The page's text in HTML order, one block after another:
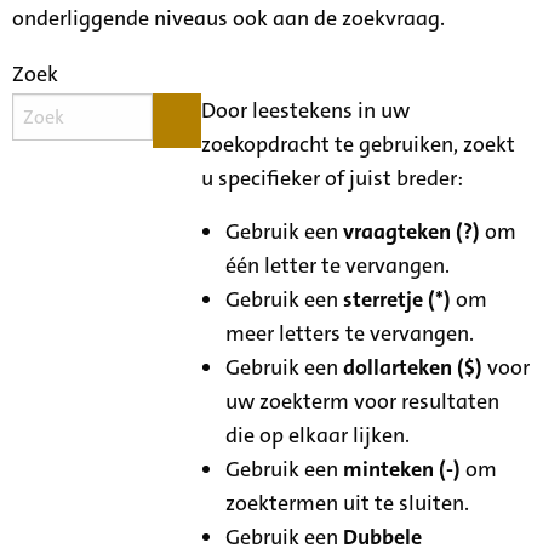
onderliggende niveaus ook aan de zoekvraag.
Zoek
Door leestekens in uw
zoekopdracht te gebruiken, zoekt
u specifieker of juist breder:
Gebruik eenvraagteken (?) om
één letter te vervangen.
Gebruik eensterretje (*) om
meer letters te vervangen.
Gebruik eendollarteken ($) voor
uw zoekterm voor resultaten
die op elkaar lijken.
Gebruik een minteken (-) om
zoektermen uit te sluiten.
Gebruik een Dubbele